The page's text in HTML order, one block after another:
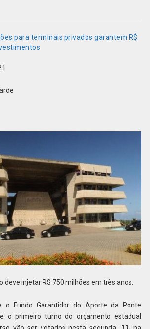
para terminais privados garantem R$
deve injetar R$ 750 milhões em três anos.
o Fundo Garantidor do Aporte da Ponte
o primeiro turno do orçamento estadual